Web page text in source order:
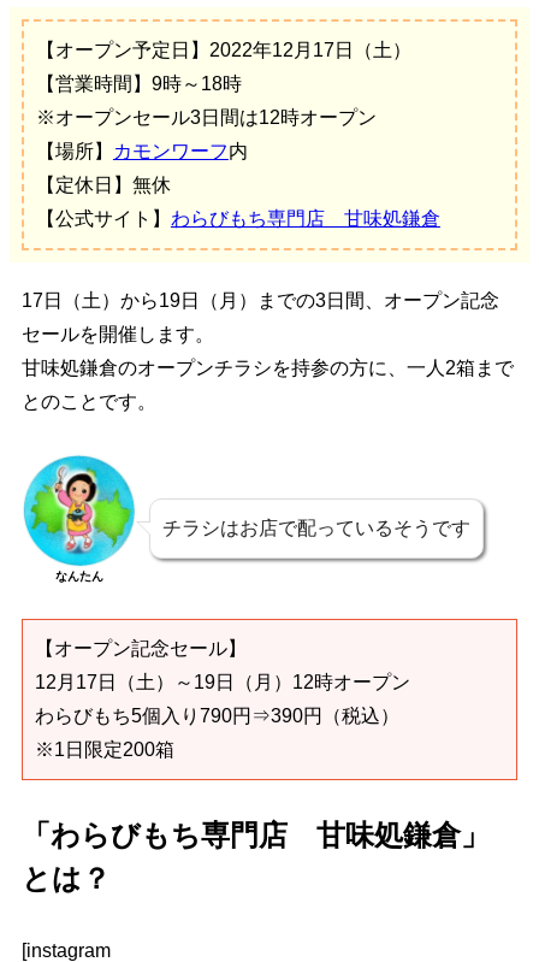
【オープン予定日】2022年12月17日（土）
【営業時間】9時～18時
※オープンセール3日間は12時オープン
【場所】
カモンワーフ内
【定休日】無休
【公式サイト】 わらびもち専門店 甘味処鎌倉
17日（土）から19日（月）までの3日間、オープン記念
セールを開催します。
甘味処鎌倉のオープンチラシを持参の方に、一人2箱まで
とのことです。
なんたん
チラシはお店で配っているそうです
【オープン記念セール】
12月17日（土）～19日（月）12時オープン
わらびもち5個入り790円⇒390円（税込）
※1日限定200箱
「わらびもち専門店 甘味処鎌倉」
とは？
[instagram